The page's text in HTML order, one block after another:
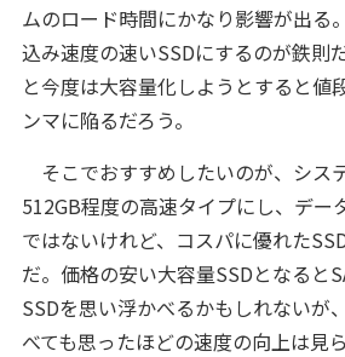
ムのロード時間にかなり影響が出る
込み速度の速いSSDにするのが鉄則
と今度は大容量化しようとすると値
ンマに陥るだろう。
そこでおすすめしたいのが、シス
512GB程度の高速タイプにし、デー
ではないけれど、コスパに優れた
だ。価格の安い大容量SSDとなると
SSDを思い浮かべるかもしれないが
べても思ったほどの速度の向上は見